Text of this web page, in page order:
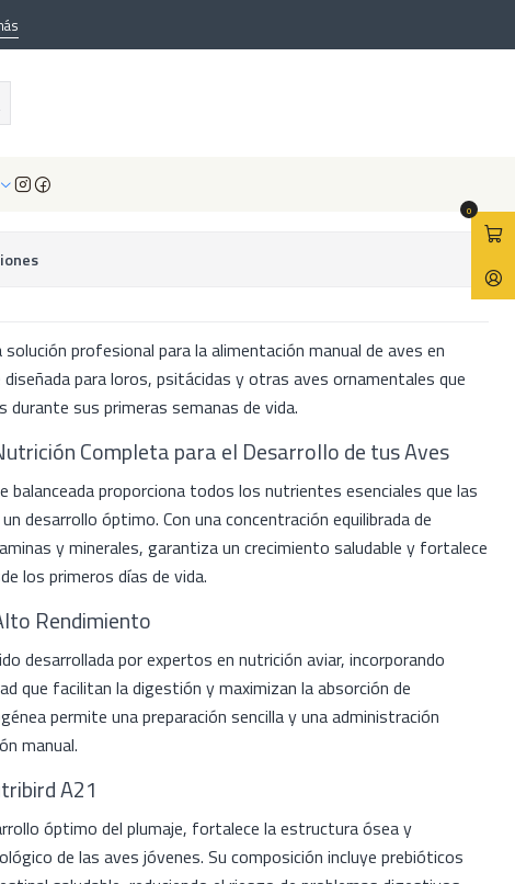
0
A21 (800 Gramos)
profesional para la alimentación manual de aves en
para loros, psitácidas y otras aves ornamentales que
durante sus primeras semanas de vida.
Completa para el Desarrollo de tus Aves
proporciona todos los nutrientes esenciales que las
desarrollo óptimo. Con una concentración equilibrada de
y minerales, garantiza un crecimiento saludable y fortalece
los primeros días de vida.
Rendimiento
desarrollada por expertos en nutrición aviar, incorporando
que facilitan la digestión y maximizan la absorción de
permite una preparación sencilla y una administración
manual.
A21
óptimo del plumaje, fortalece la estructura ósea y
de las aves jóvenes. Su composición incluye prebióticos